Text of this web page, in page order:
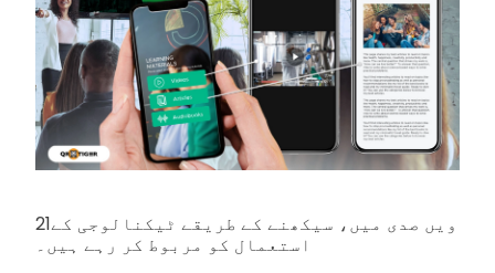
21ویں صدی میں، سیکھنے کے طریقے ٹیکنالوجی کے
استعمال کو مربوط کر رہے ہیں۔